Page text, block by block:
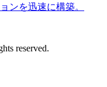
ンを迅速に構築。
reserved.